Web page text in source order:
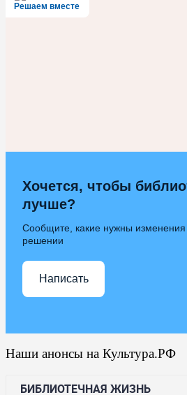
Решаем вместе
Хочется, чтобы
лучше?
Сообщите, какие нужны изменения
решении
Написать
Наши анонсы на Культура.РФ